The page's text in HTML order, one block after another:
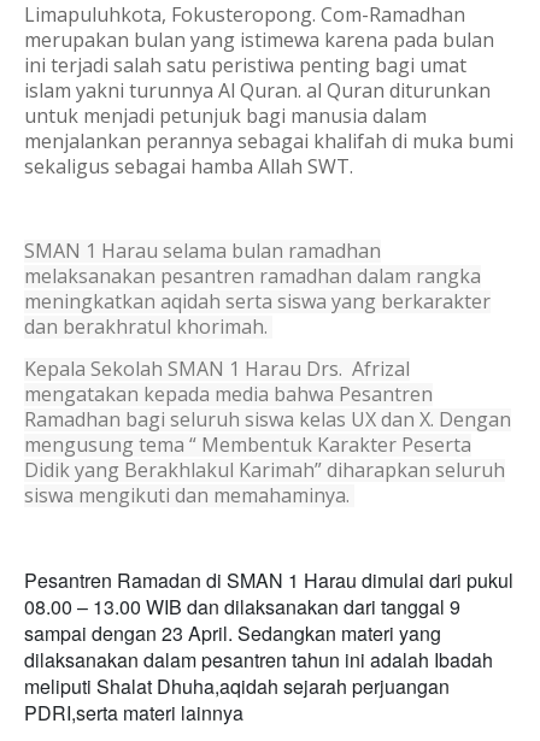
Limapuluhkota, Fokusteropong. Com-Ramadhan
merupakan bulan yang istimewa karena pada bulan
ini terjadi salah satu peristiwa penting bagi umat
islam yakni turunnya Al Quran. al Quran diturunkan
untuk menjadi petunjuk bagi manusia dalam
menjalankan perannya sebagai khalifah di muka bumi
sekaligus sebagai hamba Allah SWT.
SMAN 1 Harau selama bulan ramadhan
melaksanakan pesantren ramadhan dalam rangka
meningkatkan aqidah serta siswa yang berkarakter
dan berakhratul khorimah.
Kepala Sekolah SMAN 1 Harau Drs. Afrizal
mengatakan kepada media bahwa Pesantren
Ramadhan bagi seluruh siswa kelas UX dan X. Dengan
mengusung tema “ Membentuk Karakter Peserta
Didik yang Berakhlakul Karimah” diharapkan seluruh
siswa mengikuti dan memahaminya.
Pesantren Ramadan di SMAN 1 Harau dimulai dari pukul
08.00 – 13.00 WIB dan dilaksanakan dari tanggal 9
sampai dengan 23 April. Sedangkan materi yang
dilaksanakan dalam pesantren tahun ini adalah Ibadah
meliputi Shalat Dhuha,aqidah sejarah perjuangan
PDRI,serta materi lainnya